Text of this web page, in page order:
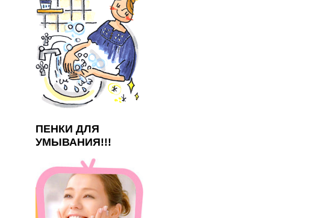
ПЕНКИ ДЛЯ
УМЫВАНИЯ!!!